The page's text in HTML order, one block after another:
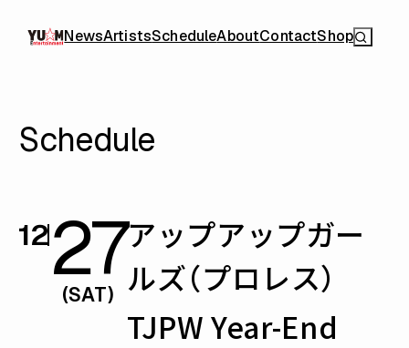
NewsArtistsScheduleAboutContactShop
Schedule
1227
(SAT)
アップアップガー
ルズ（プロレス）
TJPW Year-End